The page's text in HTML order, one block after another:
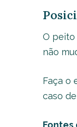
O peito
não
Faça o
caso
Fontes